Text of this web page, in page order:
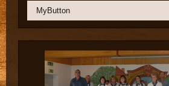
MyButton